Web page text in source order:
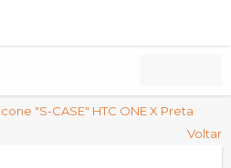
"S-CASE" HTC ONE X Preta
Voltar